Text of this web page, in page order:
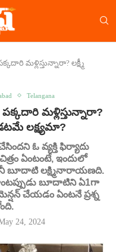
మళ్లిస్తున్నారా? లక్ష్మీ
Telangana
మళ్లిస్తున్నారా?
లక్ష్యమా?
ఓ వ్యక్తి ఫిర్యాదు
ఏంటంటే, ఇందులో
బూదాటి లక్ష్మినారాయణది.
బూదాటిని ఏ1గా
చేయడం ఏంటనే ప్రశ్న
24, 2024